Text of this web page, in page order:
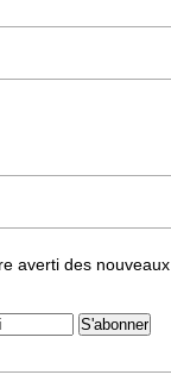
averti des nouveaux